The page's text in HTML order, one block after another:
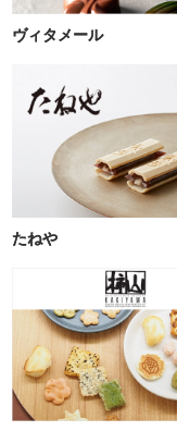
ヴィタメール
たねや